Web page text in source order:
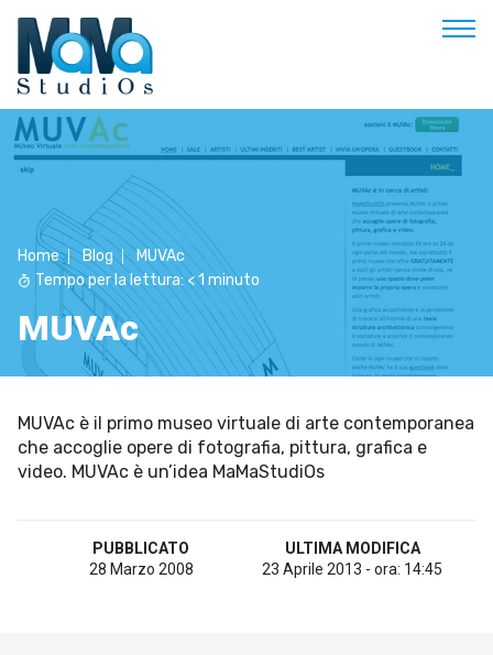
Buongiorno
Soluzioni & Costi
Servizi
Esperienze
Empowerment
Contatti
Prenota appuntamento
Settore tecnico, servizi e consulenze
Home Blog
MUVAc
Tempo per la lettura: < 1 minuto
MUVAc
MUVAc è il primo museo virtuale di arte contemporanea
che accoglie opere di fotografia, pittura, grafica e
video. MUVAc è un’idea MaMaStudiOs
PUBBLICATO
28 Marzo 2008
ULTIMA MODIFICA
23 Aprile 2013 - ora: 14:45